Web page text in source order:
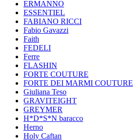
ERMANNO
ESSENTIEL
FABIANO RICCI
Fabio Gavazzi
Faith
FEDELI
Ferre
FLASHIN
FORTE COUTURE
FORTE DEI MARMI COUTURE
Giuliana Teso
GRAVITEIGHT
GREYMER
H*D*S*N baracco
Herno
Holy Caftan